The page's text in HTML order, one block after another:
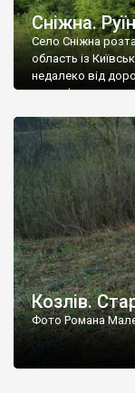
Сніжна.
Село Сніжна
область із
недалеко від
рельєфне пано,
не видно, але
Козлів.
Фото Романа